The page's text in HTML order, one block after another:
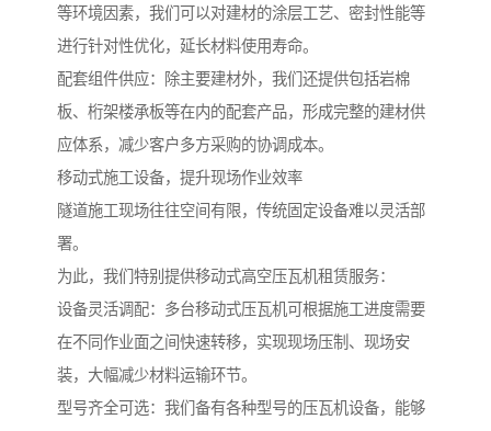
等环境因素，我们可以对建材的涂层工艺、密封性能等
进行针对性优化，延长材料使用寿命。
配套组件供应：除主要建材外，我们还提供包括岩棉
板、桁架楼承板等在内的配套产品，形成完整的建材供
应体系，减少客户多方采购的协调成本。
移动式施工设备，提升现场作业效率
隧道施工现场往往空间有限，传统固定设备难以灵活部
署。
为此，我们特别提供移动式高空压瓦机租赁服务：
设备灵活调配：多台移动式压瓦机可根据施工进度需要
在不同作业面之间快速转移，实现现场压制、现场安
装，大幅减少材料运输环节。
型号齐全可选：我们备有各种型号的压瓦机设备，能够